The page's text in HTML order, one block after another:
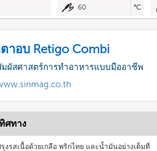
60 °C
ตาอบ Retigo Combi
มผัสศาสตร์การทำอาหารแบบมืออาชีพ
ศทาง
งรสเนื้อด้วยเกลือ พริกไทย และน้ำมันอย่างเต็มที่